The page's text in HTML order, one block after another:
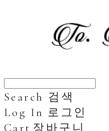
Search 검색
Log In 로그인
Cart 장바구니